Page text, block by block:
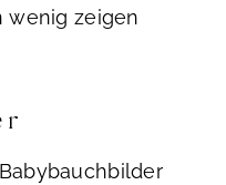
wenig zeigen